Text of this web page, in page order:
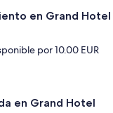
en Grand Hotel
por 10.00 EUR
en Grand Hotel